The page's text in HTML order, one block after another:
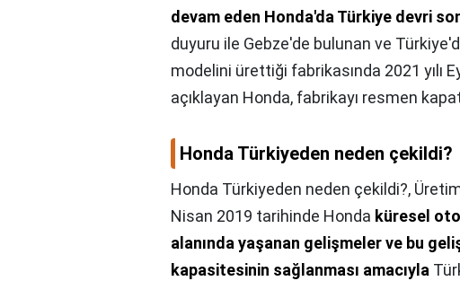
devam eden Honda'da Türkiye devri
duyuru ile Gebze'de bulunan ve
modelini ürettiği fabrikasında 2021 yılı
açıklayan Honda, fabrikayı resmen
Honda Türkiyeden neden çekildi?
Honda Türkiyeden neden çekildi?,
Nisan 2019 tarihinde Honda küresel
alanında yaşanan gelişmeler ve bu
kapasitesinin sağlanması amacıyla